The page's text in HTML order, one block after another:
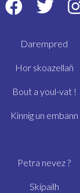
Darempred
Hor skoazellañ
Bout a youl-vat !
Kinnig un embann
Petra nevez ?
Skipailh